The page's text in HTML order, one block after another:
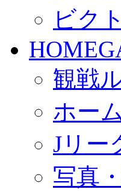
ビク
観戦
ホー
Jリー
写真